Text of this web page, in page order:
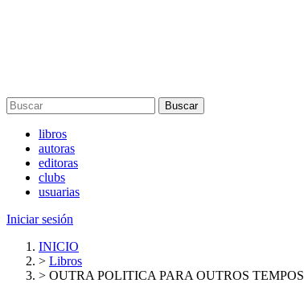
Buscar
libros
autoras
editoras
clubs
usuarias
Iniciar sesión
INICIO
> Libros
> OUTRA POLITICA PARA OUTROS TEMPOS